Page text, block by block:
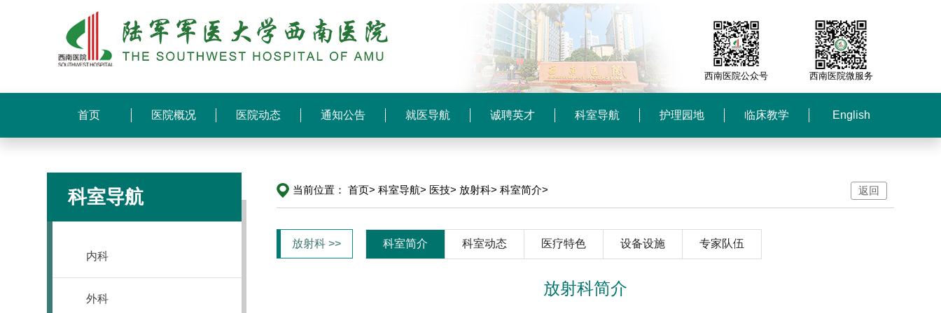
西南医院公众号 西南医院微服务
首页 医院概况 医院动态 通知公告 就医导航 诚聘英才 科室导航 护理园地 临床教学 English
科室导航
内科
外科
返回
当前位置： 首页> 科室导航> 医技> 放射科> 科室简介>
放射科 >> 科室简介 科室动态 医疗特色 设备设施 专家队伍
放射科简介